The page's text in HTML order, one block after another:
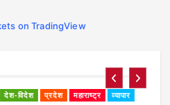
on TradingView
देश-विदेश प्रदेश महाराष्ट्र व्यापार